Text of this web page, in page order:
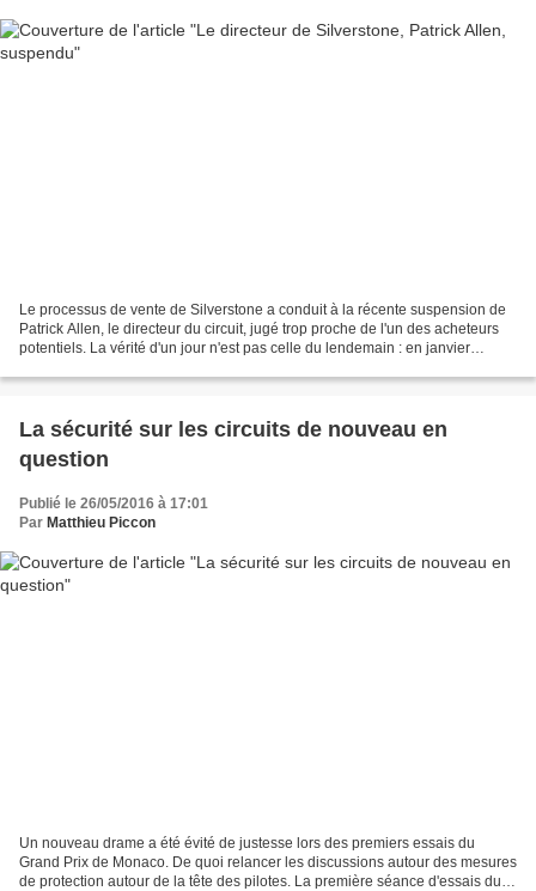
Le processus de vente de Silverstone a conduit à la récente suspension de
Patrick Allen, le directeur du circuit, jugé trop proche de l'un des acheteurs
potentiels. La vérité d'un jour n'est pas celle du lendemain : en janvier
La sécurité sur les circuits de nouveau en
question
Publié le 26/05/2016 à 17:01
Par Matthieu Piccon
Un nouveau drame a été évité de justesse lors des premiers essais du
Grand Prix de Monaco. De quoi relancer les discussions autour des mesures
de protection autour de la tête des pilotes. La première séance d'essais du